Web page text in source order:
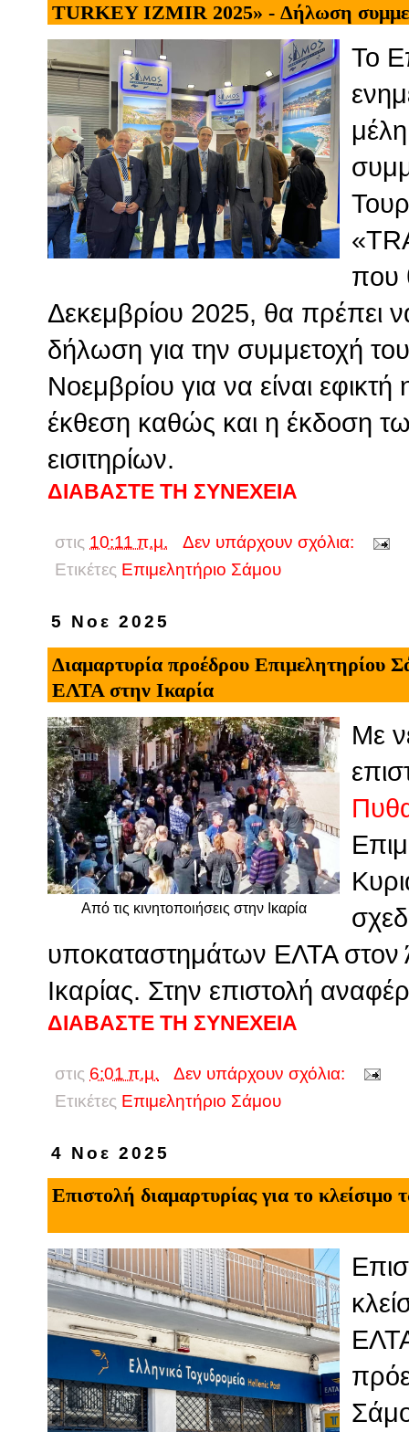
TURKEY IZMIR 2025» - Δήλωση
Το
που
Δεκεμβρίου 2025, θα πρέπει
δήλωση για την συμμετοχή
Νοεμβρίου για να είναι
έκθεση καθώς και η έκδοση
εισιτηρίων.
ΔΙΑΒΑΣΤΕ ΤΗ ΣΥΝΕΧΕΙΑ
στις 10:11 π.μ.
Δεν υπάρχουν σχόλια:
Ετικέτες Επιμελητήριο Σάμου
5 Νοε 2025
Διαμαρτυρία προέδρου Επιμελητηρίου
ΕΛΤΑ στην Ικαρία
Από τις κινητοποιήσεις στην Ικαρία
Με
υποκαταστημάτων ΕΛΤΑ στον
Ικαρίας. Στην επιστολή
ΔΙΑΒΑΣΤΕ ΤΗ ΣΥΝΕΧΕΙΑ
στις 6:01 π.μ.
Δεν υπάρχουν σχόλια:
Ετικέτες Επιμελητήριο Σάμου
4 Νοε 2025
Επιστολή διαμαρτυρίας για το